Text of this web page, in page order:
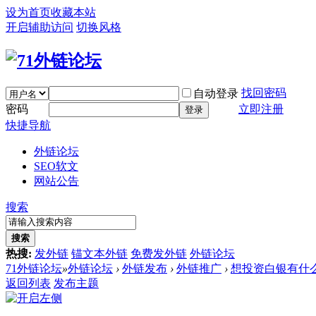
设为首页收藏本站
开启辅助访问 切换风格
自动登录 找回密码
密码
登录
立即注册
快捷导航
外链论坛
SEO软文
网站公告
搜索
搜索
热搜: 发外链 锚文本外链 免费发外链 外链论坛
71外链论坛»外链论坛 › 外链发布 › 外链推广 › 想投资白银有什
返回列表 发布主题